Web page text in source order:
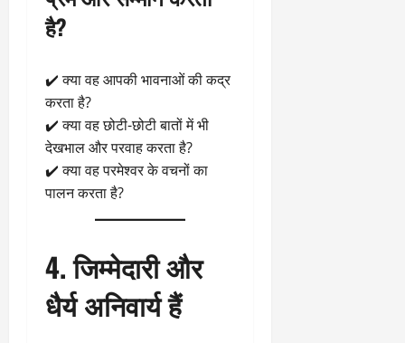
है?
✔️ क्या वह आपकी भावनाओं की कद्र
करता है?
✔️ क्या वह छोटी-छोटी बातों में भी
देखभाल और परवाह करता है?
✔️ क्या वह परमेश्वर के वचनों का
पालन करता है?
4. जिम्मेदारी और
धैर्य अनिवार्य हैं